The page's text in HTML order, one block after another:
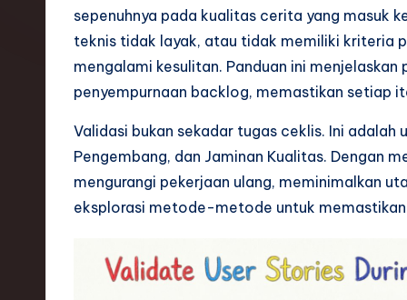
sisepenuhnya pada kualitas cerita yang masuk
teknis tidak layak, atau tidak memiliki kriteria
mengalami kesulitan. Panduan ini
penyempurnaan backlog, memastikan setiap
Validasi bukan sekadar tugas ceklis. Ini
Pengembang, dan Jaminan Kualitas. Dengan
mengurangi pekerjaan ulang, meminimalkan
eksplorasi metode-metode untuk